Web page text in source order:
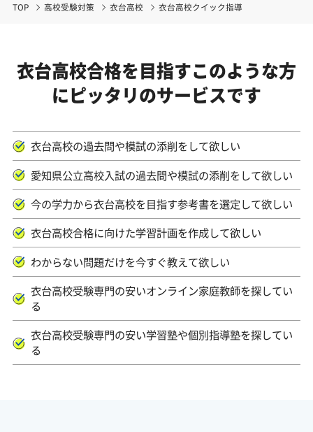
TOP 高校受験対策 衣台高校 衣台高校クイック指導
衣台高校合格を目指すこのような方
にピッタリのサービスです
衣台高校の過去問や模試の添削をして欲しい
愛知県公立高校入試の過去問や模試の添削をして欲しい
今の学力から衣台高校を目指す参考書を選定して欲しい
衣台高校合格に向けた学習計画を作成して欲しい
わからない問題だけを今すぐ教えて欲しい
衣台高校受験専門の安いオンライン家庭教師を探してい
る
衣台高校受験専門の安い学習塾や個別指導塾を探してい
る